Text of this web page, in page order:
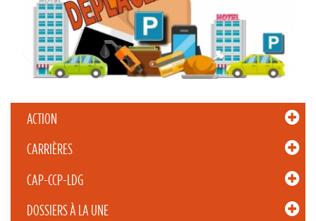
ACTION
CARRIÈRES
CAP-CCP-LDG
DOSSIERS À LA UNE